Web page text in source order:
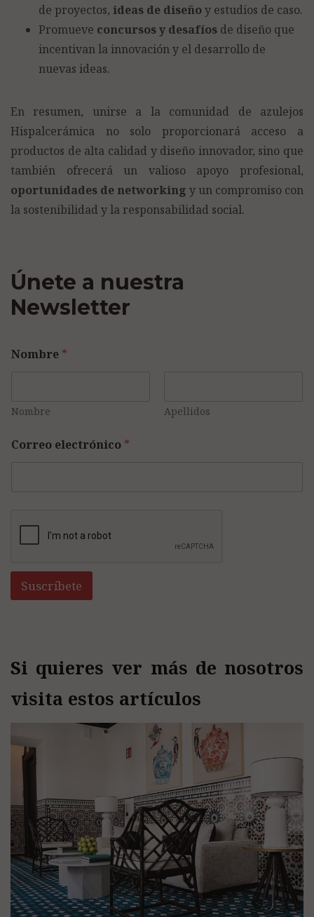
de proyectos, ideas de diseñoy estudios de caso.
Promueve concursos y desafíos de diseño que
incentivan la innovación y el desarrollo de
nuevas ideas.
En resumen, unirse a la comunidad de azulejos
Hispalcerámica no solo proporcionará acceso a
productos de alta calidad y diseño innovador, sino que
también ofrecerá un valioso apoyo profesional,
oportunidades de networking y un compromiso con
la sostenibilidad y la responsabilidad social.
Únete a nuestra
Newsletter
Nombre *
Nombre Apellidos
Correo electrónico *
Suscríbete
Si quieres ver más de nosotros
visita estos artículos